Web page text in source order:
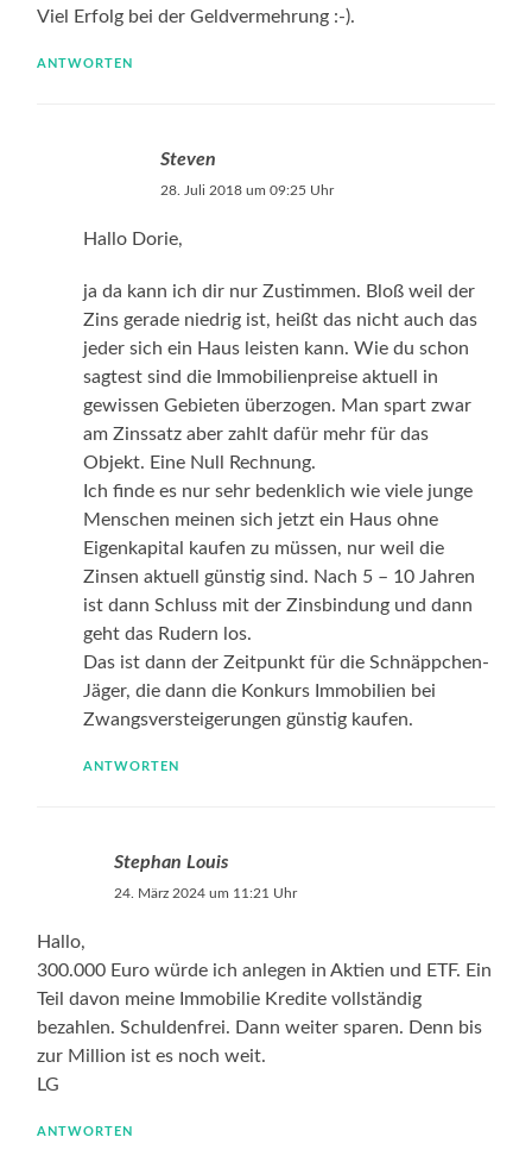
Viel Erfolg bei der Geldvermehrung :-).
ANTWORTEN
Steven
28. Juli 2018 um 09:25 Uhr
Hallo Dorie,
ja da kann ich dir nur Zustimmen. Bloß weil der
Zins gerade niedrig ist, heißt das nicht auch das
jeder sich ein Haus leisten kann. Wie du schon
sagtest sind die Immobilienpreise aktuell in
gewissen Gebieten überzogen. Man spart zwar
am Zinssatz aber zahlt dafür mehr für das
Objekt. Eine Null Rechnung.
Ich finde es nur sehr bedenklich wie viele junge
Menschen meinen sich jetzt ein Haus ohne
Eigenkapital kaufen zu müssen, nur weil die
Zinsen aktuell günstig sind. Nach 5 – 10 Jahren
ist dann Schluss mit der Zinsbindung und dann
geht das Rudern los.
Das ist dann der Zeitpunkt für die Schnäppchen-
Jäger, die dann die Konkurs Immobilien bei
Zwangsversteigerungen günstig kaufen.
ANTWORTEN
Stephan Louis
24. März 2024 um 11:21 Uhr
Hallo,
300.000 Euro würde ich anlegen in Aktien und ETF. Ein
Teil davon meine Immobilie Kredite vollständig
bezahlen. Schuldenfrei. Dann weiter sparen. Denn bis
zur Million ist es noch weit.
LG
ANTWORTEN